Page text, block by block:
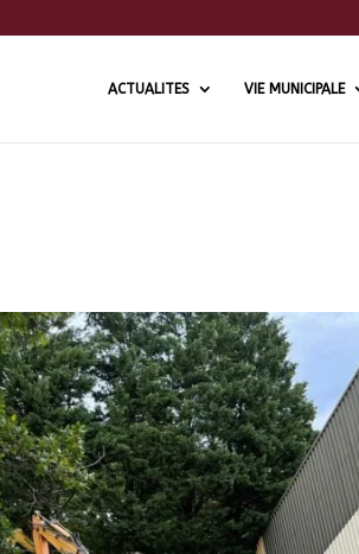
ACTUALITES VIE MUNICIPALE